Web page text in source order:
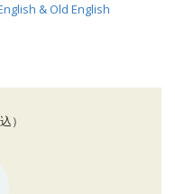
& Old English
）